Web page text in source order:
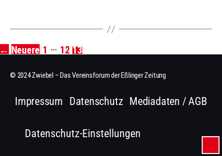
Seitennummerierung
der
Neuere 1 … 12 13
© 2024 Zwiebel – Das Vereinsforum der Eßlinger Zeitung
Impressum Datenschutz Mediadaten / AGB
Datenschutz-Einstellungen